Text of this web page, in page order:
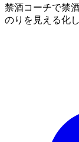
禁酒コーチで禁
のりを見える化し